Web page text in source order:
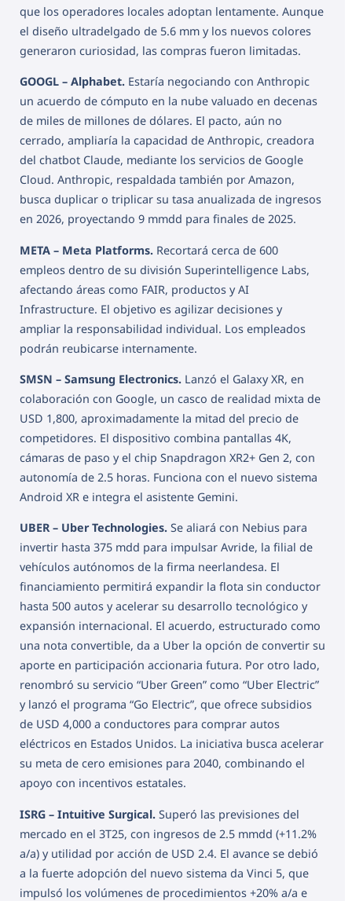
que los operadores locales adoptan lentamente. Aunque
el diseño ultradelgado de 5.6 mm y los nuevos colores
generaron curiosidad, las compras fueron limitadas.
GOOGL – Alphabet. Estaría negociando con Anthropic
un acuerdo de cómputo en la nube valuado en decenas
de miles de millones de dólares. El pacto, aún no
cerrado, ampliaría la capacidad de Anthropic, creadora
del chatbot Claude, mediante los servicios de Google
Cloud. Anthropic, respaldada también por Amazon,
busca duplicar o triplicar su tasa anualizada de ingresos
en 2026, proyectando 9 mmdd para finales de 2025.
META – Meta Platforms. Recortará cerca de 600
empleos dentro de su división Superintelligence Labs,
afectando áreas como FAIR, productos y AI
Infrastructure. El objetivo es agilizar decisiones y
ampliar la responsabilidad individual. Los empleados
podrán reubicarse internamente.
SMSN – Samsung Electronics. Lanzó el Galaxy XR, en
colaboración con Google, un casco de realidad mixta de
USD 1,800, aproximadamente la mitad del precio de
competidores. El dispositivo combina pantallas 4K,
cámaras de paso y el chip Snapdragon XR2+ Gen 2, con
autonomía de 2.5 horas. Funciona con el nuevo sistema
Android XR e integra el asistente Gemini.
UBER – Uber Technologies. Se aliará con Nebius para
invertir hasta 375 mdd para impulsar Avride, la filial de
vehículos autónomos de la firma neerlandesa. El
financiamiento permitirá expandir la flota sin conductor
hasta 500 autos y acelerar su desarrollo tecnológico y
expansión internacional. El acuerdo, estructurado como
una nota convertible, da a Uber la opción de convertir su
aporte en participación accionaria futura. Por otro lado,
renombró su servicio “Uber Green” como “Uber Electric”
y lanzó el programa “Go Electric”, que ofrece subsidios
de USD 4,000 a conductores para comprar autos
eléctricos en Estados Unidos. La iniciativa busca acelerar
su meta de cero emisiones para 2040, combinando el
apoyo con incentivos estatales.
ISRG – Intuitive Surgical. Superó las previsiones del
mercado en el 3T25, con ingresos de 2.5 mmdd (+11.2%
a/a) y utilidad por acción de USD 2.4. El avance se debió
a la fuerte adopción del nuevo sistema da Vinci 5, que
impulsó los volúmenes de procedimientos +20% a/a e